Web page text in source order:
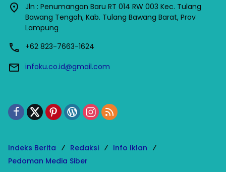
Jln : Penumangan Baru RT 014 RW 003 Kec. Tulang
Bawang Tengah, Kab. Tulang Bawang Barat, Prov
Lampung
+62 823-7663-1624
infoku.co.id@gmail.com
Indeks Berita Redaksi
Info Iklan
Pedoman Media Siber